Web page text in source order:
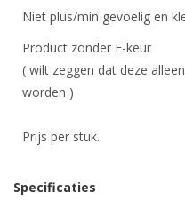
Niet plus/min gevoelig en
Product zonder E-keur
( wilt zeggen dat deze
worden )
Prijs per stuk.
Specificaties